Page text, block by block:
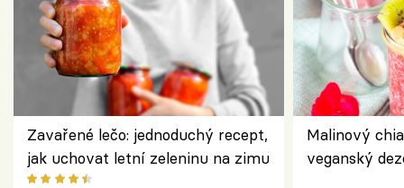
Zavařené lečo: jednoduchý recept,
jak uchovat letní zeleninu na zimu
Malinový
veganský